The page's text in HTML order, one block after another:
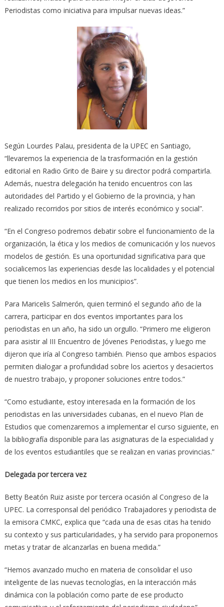
Periodistas como iniciativa para impulsar nuevas ideas.”
Según Lourdes Palau, presidenta de la UPEC en Santiago,
“llevaremos la experiencia de la trasformación en la gestión
editorial en Radio Grito de Baire y su director podrá compartirla.
Además, nuestra delegación ha tenido encuentros con las
autoridades del Partido y el Gobierno de la provincia, y han
realizado recorridos por sitios de interés económico y social”.
“En el Congreso podremos debatir sobre el funcionamiento de la
organización, la ética y los medios de comunicación y los nuevos
modelos de gestión. Es una oportunidad significativa para que
socialicemos las experiencias desde las localidades y el potencial
que tienen los medios en los municipios”.
Para Maricelis Salmerón, quien terminó el segundo año de la
carrera, participar en dos eventos importantes para los
periodistas en un año, ha sido un orgullo. “Primero me eligieron
para asistir al III Encuentro de Jóvenes Periodistas, y luego me
dijeron que iría al Congreso también. Pienso que ambos espacios
permiten dialogar a profundidad sobre los aciertos y desaciertos
de nuestro trabajo, y proponer soluciones entre todos.”
“Como estudiante, estoy interesada en la formación de los
periodistas en las universidades cubanas, en el nuevo Plan de
Estudios que comenzaremos a implementar el curso siguiente, en
la bibliografía disponible para las asignaturas de la especialidad y
de los eventos estudiantiles que se realizan en varias provincias.”
Delegada por tercera vez
Betty Beatón Ruiz asiste por tercera ocasión al Congreso de la
UPEC. La corresponsal del periódico Trabajadores y periodista de
la emisora CMKC, explica que “cada una de esas citas ha tenido
su contexto y sus particularidades, y ha servido para proponernos
metas y tratar de alcanzarlas en buena medida.”
“Hemos avanzado mucho en materia de consolidar el uso
inteligente de las nuevas tecnologías, en la interacción más
dinámica con la población como parte de ese producto